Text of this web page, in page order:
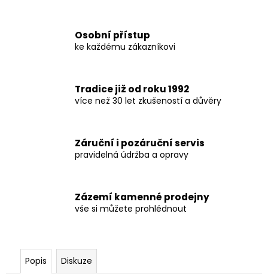
Osobní přístup
ke každému zákazníkovi
Tradice již od roku 1992
více než 30 let zkušeností a důvěry
Záruční i pozáruční servis
pravidelná údržba a opravy
Zázemí kamenné prodejny
vše si můžete prohlédnout
Popis Diskuze